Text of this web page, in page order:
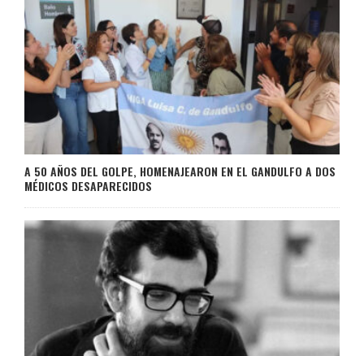
A 50 AÑOS DEL GOLPE, HOMENAJEARON EN EL GANDULFO A DOS
MÉDICOS DESAPARECIDOS